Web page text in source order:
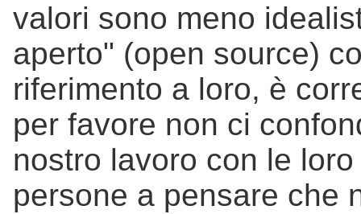
valori sono meno
aperto" (open source)
riferimento a loro, è
per favore non ci
nostro lavoro con le
persone a pensare che